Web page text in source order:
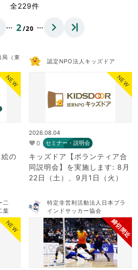
全229件
… 2/20 …
局（東
NEW
の
認定NPO法人キッズドア
NEW
2026.08.04
0 セミナー・説明会
キッズドア【ボランティア合
同説明会】を実施します: 8月
22日（土）、9月1日（火）
二
葉
NEW
特定非営利活動法人日本ブラ
インドサッカー協会
締切間近